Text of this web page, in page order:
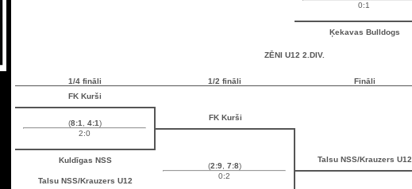
0:1
Ķekavas Bulldogs
ZĒNI U12 2.DIV.
1/4 fināli 1/2 fināli
Fināli
FK Kurši
(8:1 4:1)
2:0
FK Kurši
Kuldīgas NSS
(2:9, 7:8)
0:2
Talsu NSS/Krauzers U12
Talsu NSS/Krauzers U12